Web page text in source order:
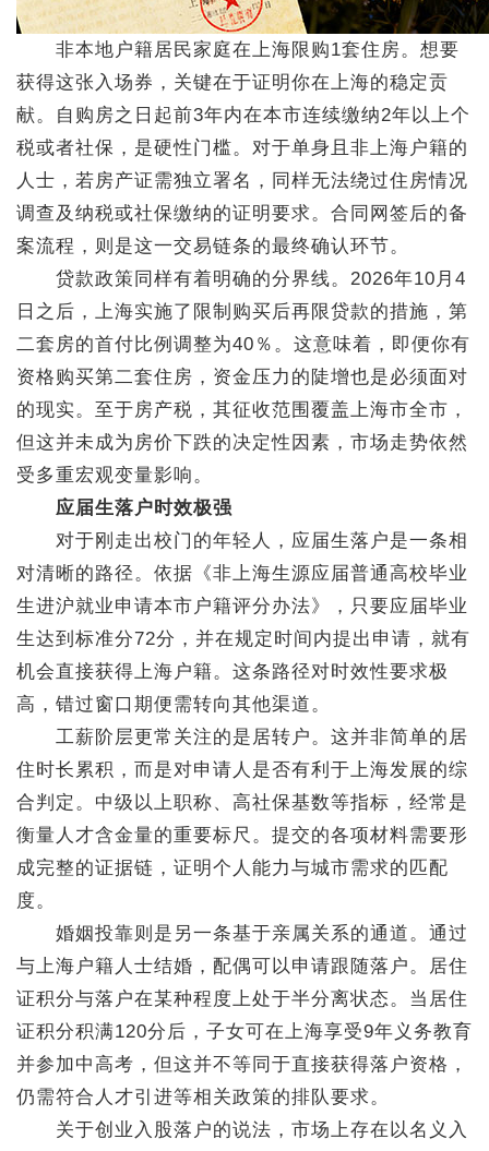
非本地户籍居民家庭在上海限购1套住房。想要
获得这张入场券，关键在于证明你在上海的稳定贡
献。自购房之日起前3年内在本市连续缴纳2年以上个
税或者社保，是硬性门槛。对于单身且非上海户籍的
人士，若房产证需独立署名，同样无法绕过住房情况
调查及纳税或社保缴纳的证明要求。合同网签后的备
案流程，则是这一交易链条的最终确认环节。
贷款政策同样有着明确的分界线。2026年10月4
日之后，上海实施了限制购买后再限贷款的措施，第
二套房的首付比例调整为40％。这意味着，即便你有
资格购买第二套住房，资金压力的陡增也是必须面对
的现实。至于房产税，其征收范围覆盖上海市全市，
但这并未成为房价下跌的决定性因素，市场走势依然
受多重宏观变量影响。
应届生落户时效极强
对于刚走出校门的年轻人，应届生落户是一条相
对清晰的路径。依据《非上海生源应届普通高校毕业
生进沪就业申请本市户籍评分办法》，只要应届毕业
生达到标准分72分，并在规定时间内提出申请，就有
机会直接获得上海户籍。这条路径对时效性要求极
高，错过窗口期便需转向其他渠道。
工薪阶层更常关注的是居转户。这并非简单的居
住时长累积，而是对申请人是否有利于上海发展的综
合判定。中级以上职称、高社保基数等指标，经常是
衡量人才含金量的重要标尺。提交的各项材料需要形
成完整的证据链，证明个人能力与城市需求的匹配
度。
婚姻投靠则是另一条基于亲属关系的通道。通过
与上海户籍人士结婚，配偶可以申请跟随落户。居住
证积分与落户在某种程度上处于半分离状态。当居住
证积分积满120分后，子女可在上海享受9年义务教育
并参加中高考，但这并不等同于直接获得落户资格，
仍需符合人才引进等相关政策的排队要求。
关于创业入股落户的说法，市场上存在以名义入